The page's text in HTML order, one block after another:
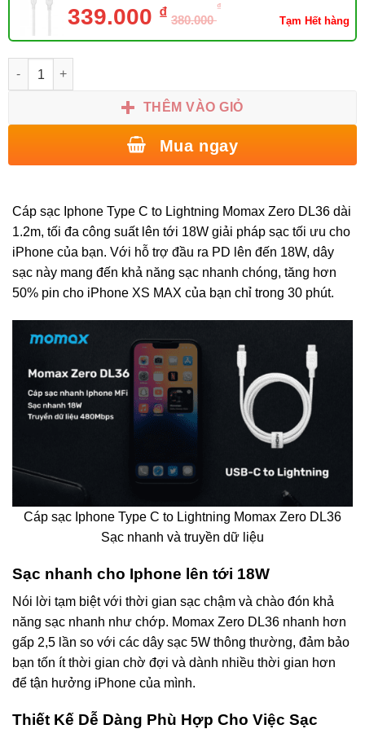
339.000 ₫ 380.000
₫
Tạm Hết hàng
THÊM VÀO GIỎ
Mua ngay
Cáp sạc Iphone Type C to Lightning Momax Zero DL36 dài
1.2m, tối đa công suất lên tới 18W giải pháp sạc tối ưu cho
iPhone của bạn. Với hỗ trợ đầu ra PD lên đến 18W, dây
sạc này mang đến khả năng sạc nhanh chóng, tăng hơn
50% pin cho iPhone XS MAX của bạn chỉ trong 30 phút.
Cáp sạc Iphone Type C to Lightning Momax Zero DL36
Sạc nhanh và truyền dữ liệu
Sạc nhanh cho Iphone lên tới 18W
Nói lời tạm biệt với thời gian sạc chậm và chào đón khả
năng sạc nhanh như chớp. Momax Zero DL36 nhanh hơn
gấp 2,5 lần so với các dây sạc 5W thông thường, đảm bảo
bạn tốn ít thời gian chờ đợi và dành nhiều thời gian hơn
để tận hưởng iPhone của mình.
Thiết Kế Dễ Dàng Phù Hợp Cho Việc Sạc